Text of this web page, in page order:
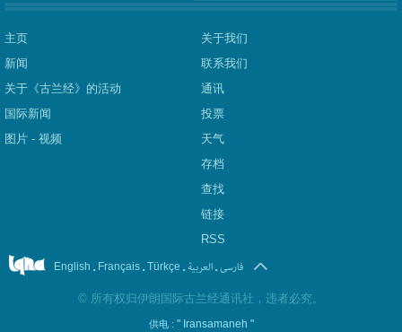
主页
新闻
关于《古兰经》的活动
国际新闻
图片 - 视频
关于我们
联系我们
通讯
投票
天气
存档
查找
链接
RSS
English . Français .Türkçe .العربیة.فارسی
© 所有权归伊朗国际古兰经通讯社，违者必究。
供电 : " Iransamaneh "